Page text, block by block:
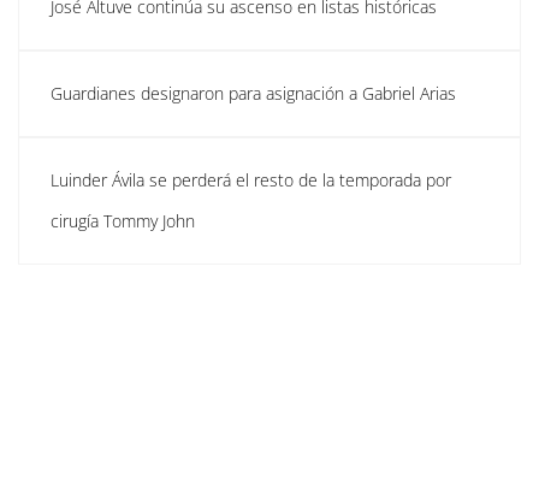
José Altuve continúa su ascenso en listas históricas
Guardianes designaron para asignación a Gabriel Arias
Luinder Ávila se perderá el resto de la temporada por
cirugía Tommy John